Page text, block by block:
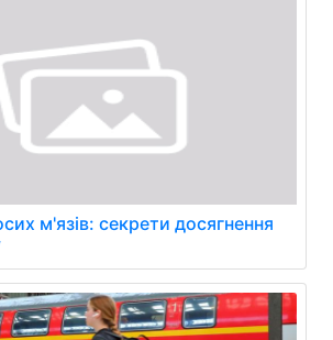
м'язів: секрети досягнення